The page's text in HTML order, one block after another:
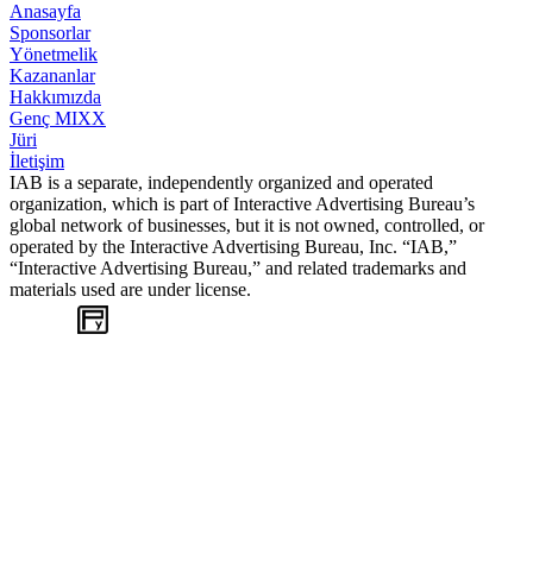
Anasayfa
Sponsorlar
Yönetmelik
Kazananlar
Hakkımızda
Genç MIXX
Jüri
İletişim
IAB is a separate, independently organized and operated
organization, which is part of Interactive Advertising Bureau’s
global network of businesses, but it is not owned, controlled, or
operated by the Interactive Advertising Bureau, Inc. “IAB,”
“Interactive Advertising Bureau,” and related trademarks and
materials used are under license.